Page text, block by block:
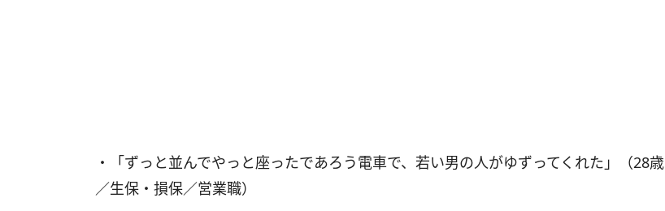
・「ずっと並んでやっと座ったであろう電車で、若い男の人がゆずってくれた」（28歳
／生保・損保／営業職）